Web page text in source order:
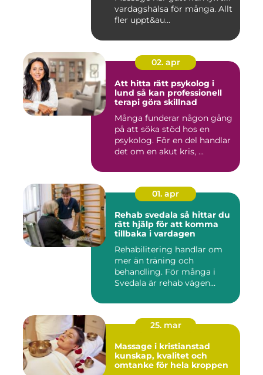
vardagshälsa för många. Allt
fler uppt&au...
02. apr
Att hitta rätt psykolog i
lund så kan professionell
terapi göra skillnad
Många funderar någon gång
på att söka stöd hos en
psykolog. För en del handlar
det om en akut kris, ...
01. apr
Rehab svedala så hittar du
rätt hjälp för att komma
tillbaka i vardagen
Rehabilitering handlar om
mer än träning och
behandling. För många i
Svedala är rehab vägen
25. mar
Massage i kristianstad
kunskap, kvalitet och
omtanke för hela kroppen